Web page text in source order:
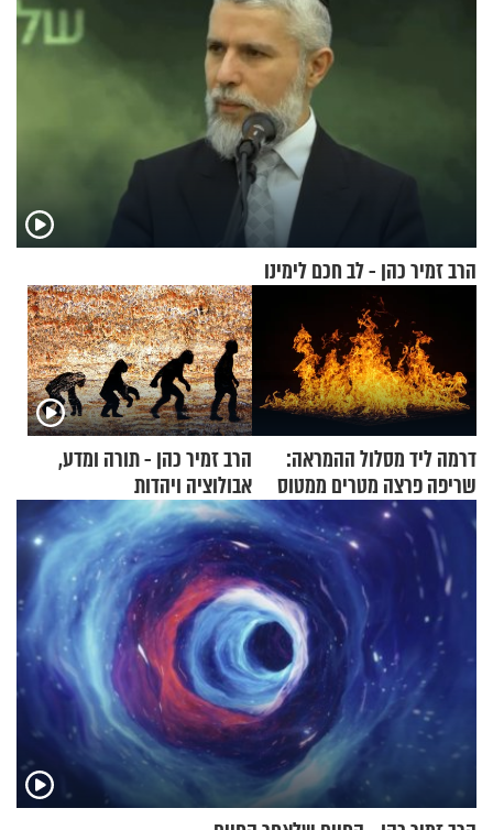
הרב זמיר כהן - לב חכם לימינו
דרמה ליד מסלול ההמראה:
שריפה פרצה מטרים ממטוס
מלא בנוסעים
הרב זמיר כהן - תורה ומדע,
אבולוציה ויהדות